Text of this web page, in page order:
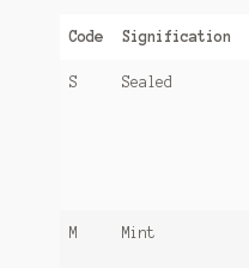
Code Signification
S Sealed
M Mint